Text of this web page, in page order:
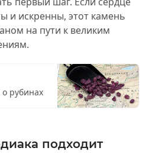
и искренны, этот камень
на пути к великим
рубинах
подходит